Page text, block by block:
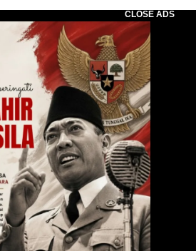
CLOSE ADS